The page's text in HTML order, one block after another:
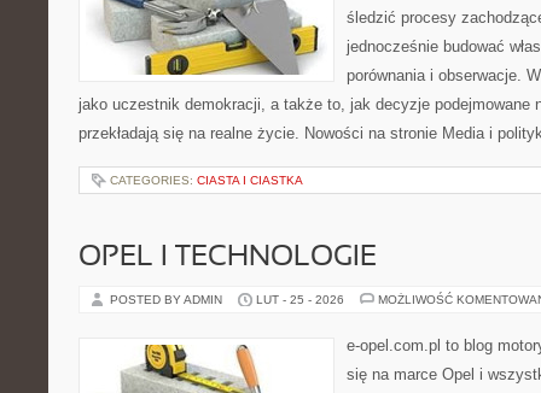
śledzić procesy
jednocześnie budować
porównania i obserwacje.
jako uczestnik demokracji, a także to, jak decyzje podejmowane
przekładają się na realne życie. Nowości na stronie Media i
CATEGORIES: CIASTA I CIASTKA
OPEL I TECHNOLOGIE
POSTED BY ADMIN LUT - 25 - 2026 MOŻLIWOŚĆ
e-opel.com.pl to blog
się na marce Opel i